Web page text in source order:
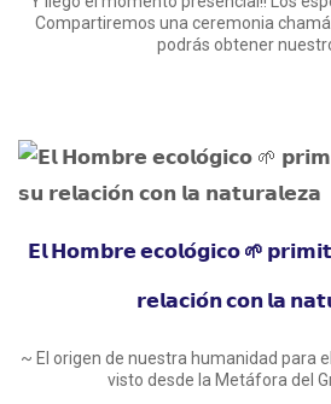
Compartiremos una ceremonia
podrás obtener nuestro
𝗘𝗹 𝗛𝗼𝗺𝗯𝗿𝗲 𝗲𝗰𝗼𝗹𝗼́𝗴𝗶𝗰𝗼 🌱
𝗿𝗲𝗹𝗮𝗰𝗶𝗼́𝗻 𝗰𝗼𝗻 𝗹𝗮
~ El origen de nuestra humanidad para
visto desde la Metáfora del